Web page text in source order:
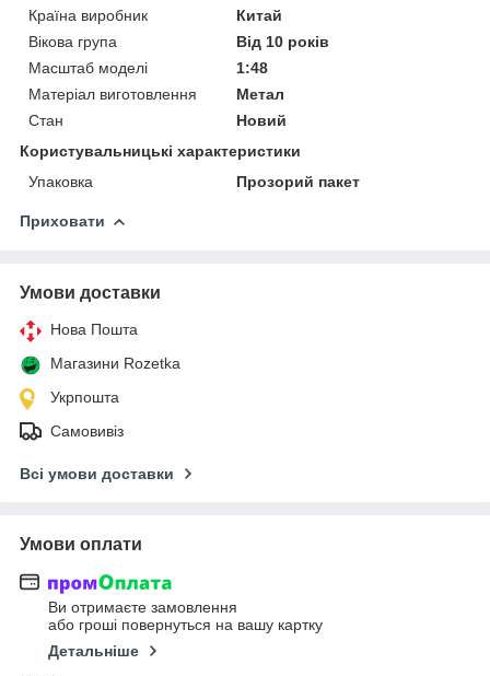
Країна виробник
Китай
Вікова група
Від 10 років
Масштаб моделі
1:48
Матеріал виготовлення
Метал
Стан
Новий
Користувальницькі характеристики
Упаковка
Прозорий пакет
Приховати
Умови доставки
Нова Пошта
Магазини Rozetka
Укрпошта
Самовивіз
Всі умови доставки
Умови оплати
Ви отримаєте замовлення
або гроші повернуться на вашу картку
Детальніше